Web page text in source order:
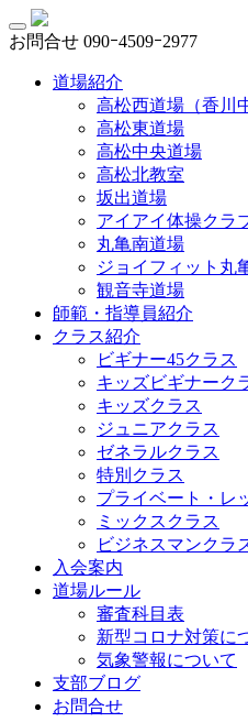
お問合せ 090ｰ4509ｰ2977
道場紹介
高松西道場（香川
高松東道場
高松中央道場
高松北教室
坂出道場
アイアイ体操クラ
丸亀南道場
ジョイフィット丸
観音寺道場
師範・指導員紹介
クラス紹介
ビギナー45クラス
キッズビギナーク
キッズクラス
ジュニアクラス
ゼネラルクラス
特別クラス
プライベート・レ
ミックスクラス
ビジネスマンクラ
入会案内
道場ルール
審査科目表
新型コロナ対策に
気象警報について
支部ブログ
お問合せ